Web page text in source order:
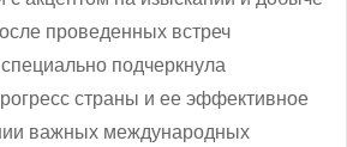
проведенных встреч
подчеркнула
страны и ее эффективное
важных международных